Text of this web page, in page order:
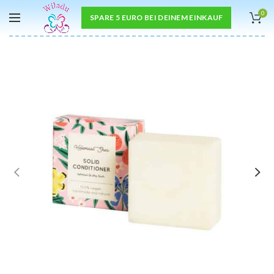
SPARE 5 EURO BEI DEINEM EINKAUF 0